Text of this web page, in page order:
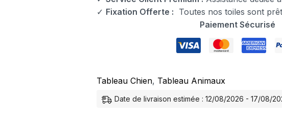
✓ Fixation Offerte : Toutes nos toiles sont
Paiement Sécurisé
Tableau Chien, Tableau Animaux
Date de livraison estimée : 12/08/2026 - 17/08/